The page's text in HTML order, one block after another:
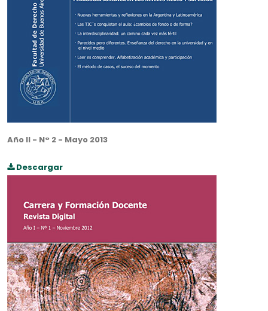
Año II - N° 2 - Mayo 2013
Descargar